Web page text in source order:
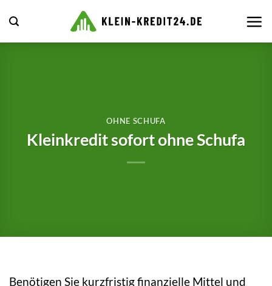
Inhalt
springen
OHNE SCHUFA
Kleinkredit sofort ohne Schufa
Benötigen Sie kurzfristig finanzielle Mittel und